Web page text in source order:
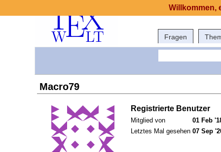
Fragen
Macro79
Registrierte Benutzer
Mitglied von
01 Feb
Letztes Mal gesehen 07 Sep
Willkommen,